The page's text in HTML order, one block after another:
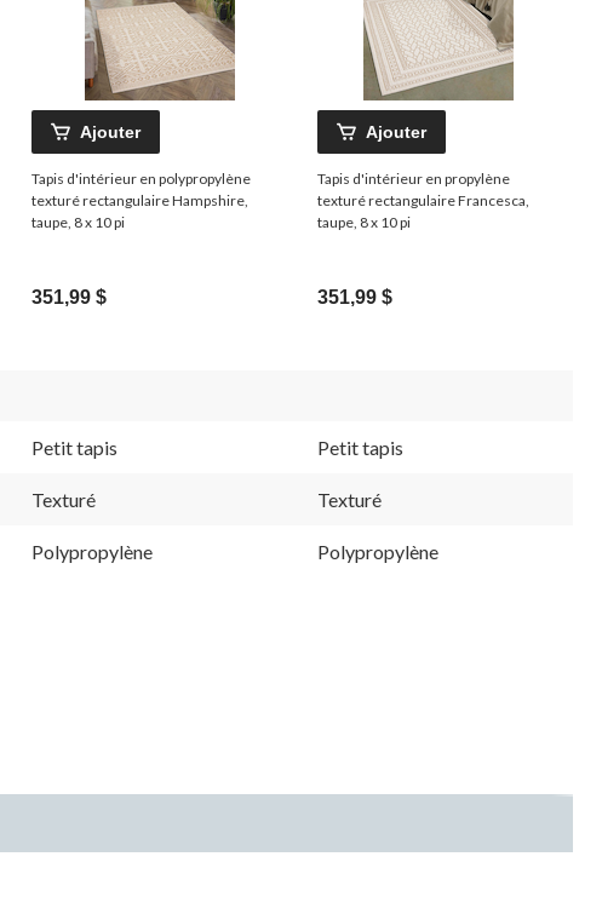
Ajouter
Tapis d'intérieur en polypropylène
texturé rectangulaire Hampshire,
taupe, 8 x 10 pi
351,99 $
Ajouter
Tapis d'intérieur en propylène
texturé rectangulaire Francesca,
taupe, 8 x 10 pi
351,99 $
Petit tapis Petit tapis
Texturé Texturé
Polypropylène Polypropylène